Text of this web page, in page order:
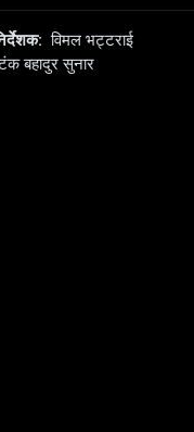
विमल भट्टराई
बहादुर सुनार